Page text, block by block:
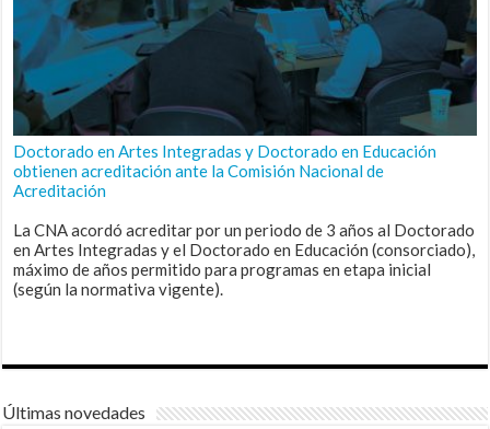
Doctorado en Artes Integradas y Doctorado en Educación
obtienen acreditación ante la Comisión Nacional de
Acreditación
La CNA acordó acreditar por un periodo de 3 años al Doctorado
en Artes Integradas y el Doctorado en Educación (consorciado),
máximo de años permitido para programas en etapa inicial
(según la normativa vigente).
Últimas novedades